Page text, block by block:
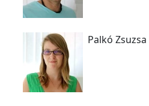
Palkó Zsuzsa